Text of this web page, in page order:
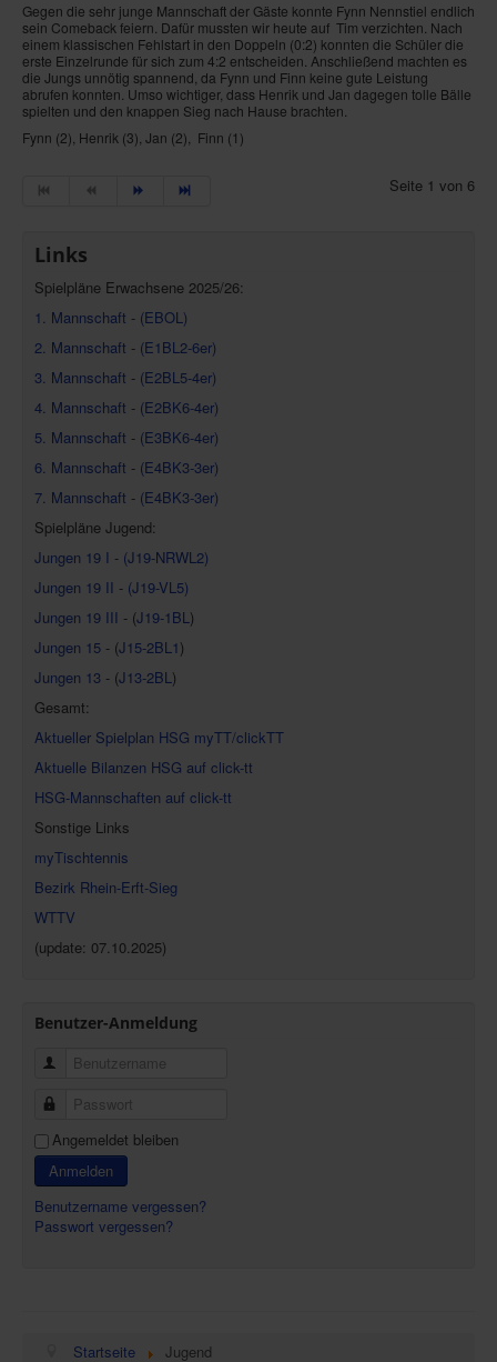
Gegen die sehr junge Mannschaft der Gäste konnte Fynn Nennstiel endlich
sein Comeback feiern. Dafür mussten wir heute auf Tim verzichten. Nach
einem klassischen Fehlstart in den Doppeln (0:2) konnten die Schüler die
erste Einzelrunde für sich zum 4:2 entscheiden. Anschließend machten es
die Jungs unnötig spannend, da Fynn und Finn keine gute Leistung
abrufen konnten. Umso wichtiger, dass Henrik und Jan dagegen tolle Bälle
spielten und den knappen Sieg nach Hause brachten.
Fynn (2), Henrik (3), Jan (2), Finn (1)
Seite 1 von 6
Links
Spielpläne Erwachsene 2025/26:
1. Mannschaft - (EBOL)
2. Mannschaft - (E1BL2-6er)
3. Mannschaft - (E2BL5-4er)
4. Mannschaft - (E2BK6-4er)
5. Mannschaft - (E3BK6-4er)
6. Mannschaft - (E4BK3-3er)
7. Mannschaft - (E4BK3-3er)
Spielpläne Jugend:
Jungen 19 I - (J19-NRWL2)
Jungen 19 II - (J19-VL5)
Jungen 19 III - (J19-1BL)
Jungen 15 - (J15-2BL1)
Jungen 13 - (J13-2BL)
Gesamt:
Aktueller Spielplan HSG myTT/clickTT
Aktuelle Bilanzen HSG auf click-tt
HSG-Mannschaften auf click-tt
Sonstige Links
myTischtennis
Bezirk Rhein-Erft-Sieg
WTTV
(update: 07.10.2025)
Benutzer-Anmeldung
Benutzername
Passwort
Angemeldet bleiben
Anmelden
Benutzername vergessen?
Passwort vergessen?
Startseite Jugend